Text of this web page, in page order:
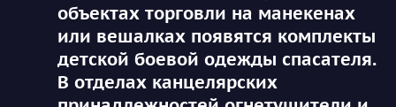
объектах торговли на манекенах
или вешалках появятся комплекты
детской боевой одежды спасателя.
В отделах канцелярских